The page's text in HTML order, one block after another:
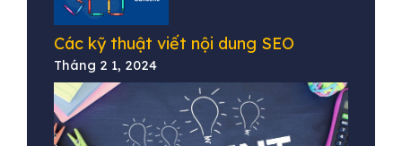
Các kỹ thuật viết nội dung SEO
Tháng 2 1, 2024